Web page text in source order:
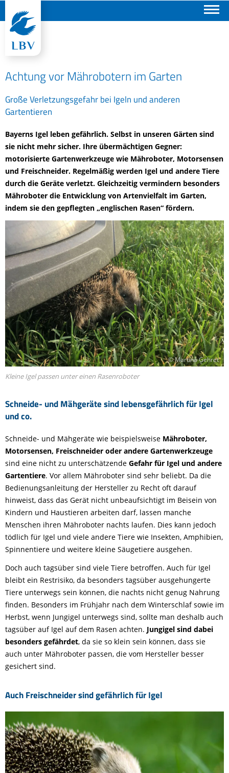
Achtung vor Mährobotern im Garten
Große Verletzungsgefahr bei Igeln und anderen
Gartentieren
Bayerns Igel leben gefährlich. Selbst in unseren Gärten sind
sie nicht mehr sicher. Ihre übermächtigen Gegner:
motorisierte Gartenwerkzeuge wie Mähroboter, Motorsensen
und Freischneider. Regelmäßig werden Igel und andere Tiere
durch die Geräte verletzt. Gleichzeitig vermindern besonders
Mähroboter die Entwicklung von Artenvielfalt im Garten,
indem sie den gepflegten „englischen Rasen“ fördern.
© Martina Gehret
Kleine Igel passen unter einen Rasenroboter
Schneide- und Mähgeräte sind lebensgefährlich für Igel
und co.
Schneide- und Mähgeräte wie beispielsweise Mähroboter,
Motorsensen, Freischneider oder andere Gartenwerkzeuge
sind eine nicht zu unterschätzende Gefahr für Igel und andere
Gartentiere. Vor allem Mähroboter sind sehr beliebt. Da die
Bedienungsanleitung der Hersteller zu Recht oft darauf
hinweist, dass das Gerät nicht unbeaufsichtigt im Beisein von
Kindern und Haustieren arbeiten darf, lassen manche
Menschen ihren Mähroboter nachts laufen. Dies kann jedoch
tödlich für Igel und viele andere Tiere wie Insekten, Amphibien,
Spinnentiere und weitere kleine Säugetiere ausgehen.
Doch auch tagsüber sind viele Tiere betroffen. Auch für Igel
bleibt ein Restrisiko, da besonders tagsüber ausgehungerte
Tiere unterwegs sein können, die nachts nicht genug Nahrung
finden. Besonders im Frühjahr nach dem Winterschlaf sowie im
Herbst, wenn Jungigel unterwegs sind, sollte man deshalb auch
tagsüber auf Igel auf dem Rasen achten. Jungigel sind dabei
besonders gefährdet, da sie so klein sein können, dass sie
auch unter Mähroboter passen, die vom Hersteller besser
gesichert sind.
Auch Freischneider sind gefährlich für Igel